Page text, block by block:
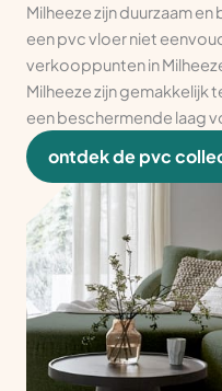
Milheeze zijn duurzaam en
een pvc vloer niet
verkooppunten in
Milheeze zijn gemakkelijk
een beschermende laag
ontdek de pvc